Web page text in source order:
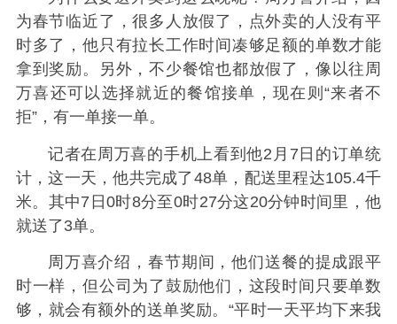
为春节临近了，很多人放假了，点外卖的人没有平
时多了，他只有拉长工作时间凑够足额的单数才能
拿到奖励。另外，不少餐馆也都放假了，像以往周
万喜还可以选择就近的餐馆接单，现在则“来者不
拒”，有一单接一单。
记者在周万喜的手机上看到他2月7日的订单统
计，这一天，他共完成了48单，配送里程达105.4千
米。其中7日0时8分至0时27分这20分钟时间里，他
就送了3单。
周万喜介绍，春节期间，他们送餐的提成跟平
时一样，但公司为了鼓励他们，这段时间只要单数
够，就会有额外的送单奖励。“平时一天平均下来我